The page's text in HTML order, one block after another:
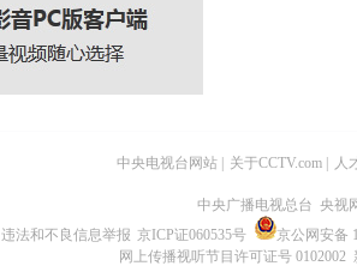
中央电视台网站 关于CCTV.com 人
中央广播电视总台 央视
违法和不良信息举报 京ICP证060535号
京公网安备
网上传播视听节目许可证号 0102002